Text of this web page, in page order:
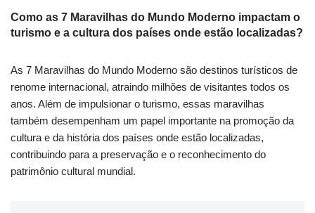
Como as 7 Maravilhas do Mundo Moderno impactam o
turismo e a cultura dos países onde estão localizadas?
As 7 Maravilhas do Mundo Moderno são destinos turísticos de
renome internacional, atraindo milhões de visitantes todos os
anos. Além de impulsionar o turismo, essas maravilhas
também desempenham um papel importante na promoção da
cultura e da história dos países onde estão localizadas,
contribuindo para a preservação e o reconhecimento do
patrimônio cultural mundial.